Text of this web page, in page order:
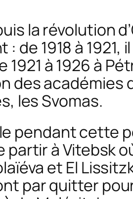
la révolution
de 1918 à
à 1926 à
des académies
lesSvomas.
cette
partir à Vitebsk
et El
par quitter